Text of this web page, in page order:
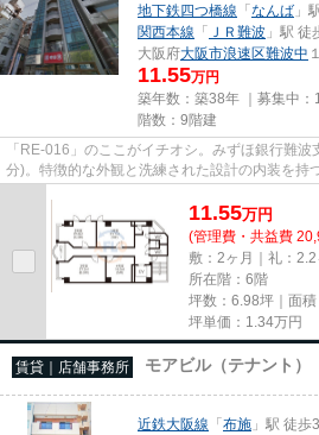
地下鉄四つ橋線 「なんば 」
関西本線 「 ＪＲ難波 」駅 徒
大阪府大阪市浪速区難波中
11.55万円
築年数：築38年 ｜募集中：
階数：9階建
「RE-016」のここがイチオシ。みずほ銀行難
分)。特徴的な外観と洗練された設計の内装を持
離は200mです。クレジットカー...
11.55万円
(管理費・共益費
敷：2ヶ月｜礼：2.2
所在階：6階
坪数：6.98坪｜面
坪単価： 1.34万円
賃貸｜店舗事務所 モアビル（テナント）
近鉄大阪線 「布施 」駅 徒歩